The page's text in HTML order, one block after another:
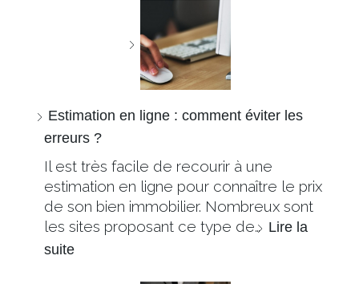
Estimation en ligne : comment éviter les
erreurs ?
Il est très facile de recourir à une
estimation en ligne pour connaître le prix
de son bien immobilier. Nombreux sont
les sites proposant ce type de… Lire la
suite